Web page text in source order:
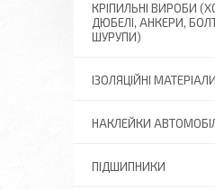
КРІПИЛЬНІ ВИРОБИ
ДЮБЕЛІ, АНКЕРИ,
ШУРУПИ)
ІЗОЛЯЦІЙНІ МАТЕРІАЛИ
НАКЛЕЙКИ
ПІДШИПНИКИ